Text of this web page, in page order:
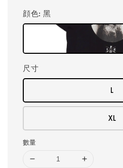
顔色: 黑
尺寸
L
XL
數量